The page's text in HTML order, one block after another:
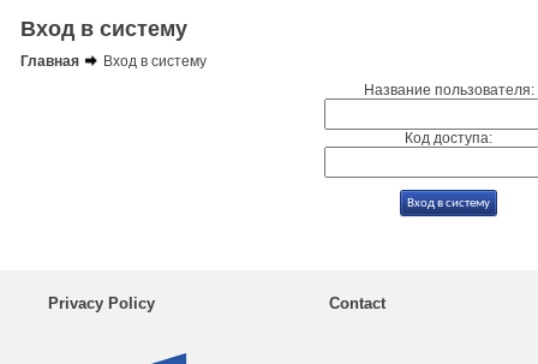
Вход в систему
Главная
Вход в систему
Название пользователя:
Код доступа:
Privacy Policy Contact